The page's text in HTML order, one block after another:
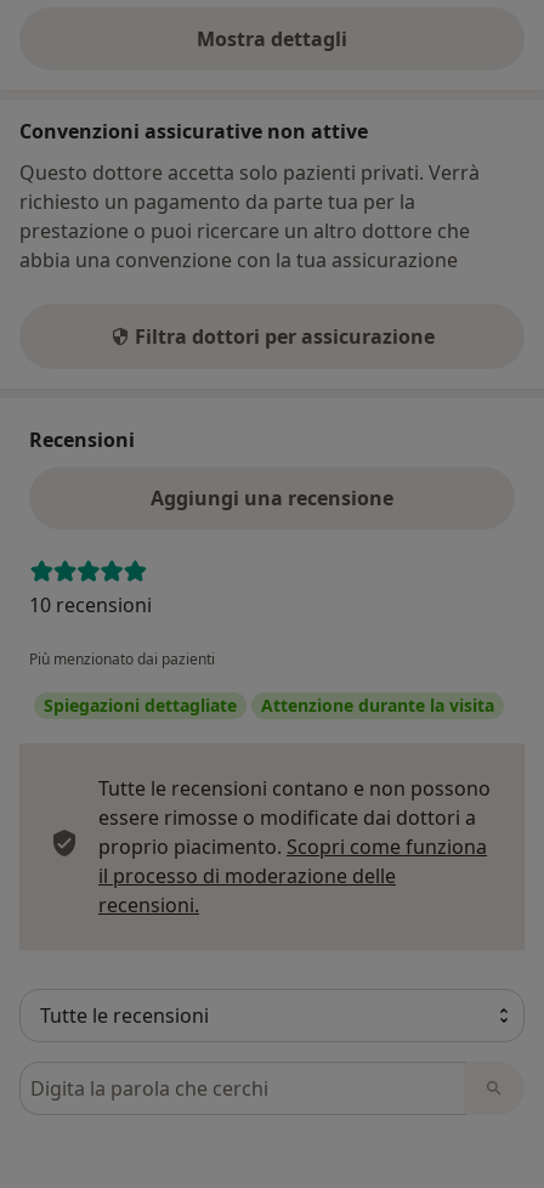
Mostra dettagli
sull'indirizzo
Convenzioni assicurative non attive
Questo dottore accetta solo pazienti privati. Verrà
richiesto un pagamento da parte tua per la
prestazione o puoi ricercare un altro dottore che
abbia una convenzione con la tua assicurazione
Filtra dottori per assicurazione
Recensioni
Aggiungi una recensione
10 recensioni
Più menzionato dai pazienti
Spiegazioni dettagliate Attenzione durante la visita
Tutte le recensioni contano e non possono
essere rimosse o modificate dai dottori a
proprio piacimento. Scopri come funziona
il processo di moderazione delle
recensioni.
Cerca nelle recensioni